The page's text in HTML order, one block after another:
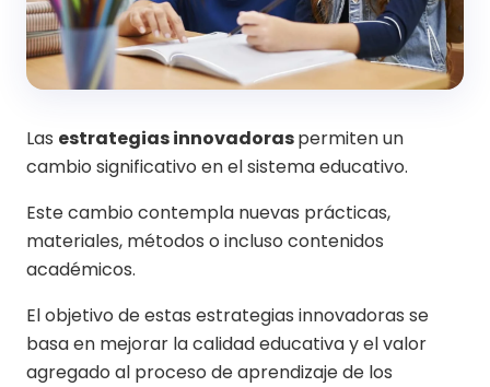
Las estrategias innovadoraspermiten un
cambio significativo en el sistema educativo.
Este cambio contempla nuevas prácticas,
materiales, métodos o incluso contenidos
académicos.
El objetivo de estas estrategias innovadoras se
basa en mejorar la calidad educativa y el valor
agregado al proceso de aprendizaje de los